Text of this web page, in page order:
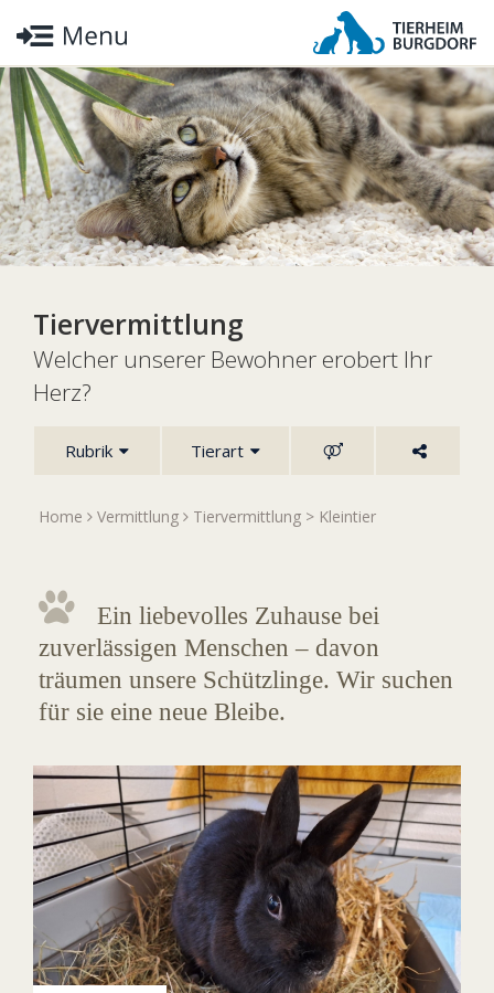
Tiervermittlung
Welcher unserer Bewohner erobert Ihr
Herz?
Rubrik Tierart
Home Vermittlung Tiervermittlung > Kleintier
Ein liebevolles Zuhause bei
zuverlässigen Menschen – davon
träumen unsere Schützlinge. Wir suchen
für sie eine neue Bleibe.